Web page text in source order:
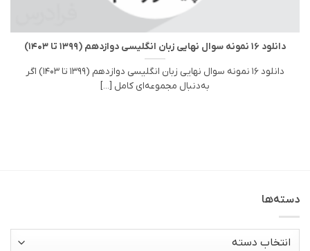
دانلود ۱۶ نمونه سوال نهایی زبان انگلیسی دوازدهم (۱۳۹۹ تا ۱۴۰۳)
دانلود ۱۶ نمونه سوال نهایی زبان انگلیسی دوازدهم (۱۳۹۹ تا ۱۴۰۳) اگر
به‌دنبال مجموعه‌ای کامل [...]
دسته‌ها
دسته‌ها